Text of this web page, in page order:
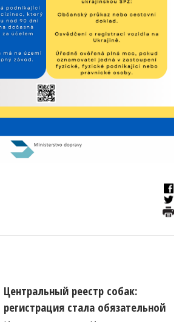
Центральный реестр собак:
регистрация стала обязательной